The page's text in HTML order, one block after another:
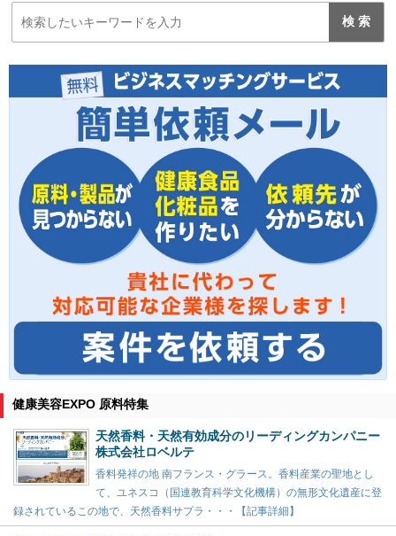
健康美容EXPO 原料特集
天然香料・天然有効成分のリーディングカンパニー
株式会社ロベルテ
香料発祥の地 南フランス・グラース。香料産業の聖地とし
て、ユネスコ（国連教育科学文化機構）の無形文化遺産に登
録されているこの地で、天然香料サプラ・・・【記事詳細】